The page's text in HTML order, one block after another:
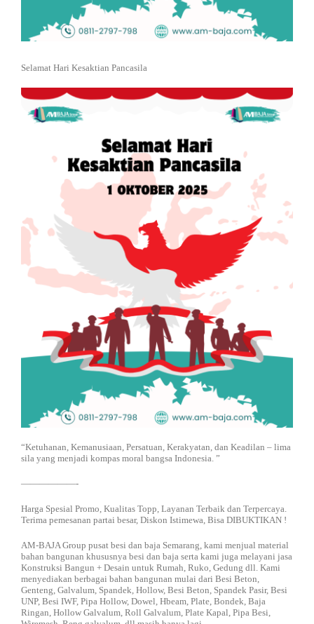
Selamat Hari Kesaktian Pancasila
“Ketuhanan, Kemanusiaan, Persatuan, Kerakyatan, dan Keadilan – lima
sila yang menjadi kompas moral bangsa Indonesia. ”
——————-
Harga Spesial Promo, Kualitas Topp, Layanan Terbaik dan Terpercaya.
Terima pemesanan partai besar, Diskon Istimewa, Bisa DIBUKTIKAN !
AM-BAJA Group pusat besi dan baja Semarang, kami menjual material
bahan bangunan khususnya besi dan baja serta kami juga melayani jasa
Konstruksi Bangun + Desain untuk Rumah, Ruko, Gedung dll. Kami
menyediakan berbagai bahan bangunan mulai dari Besi Beton,
Genteng, Galvalum, Spandek, Hollow, Besi Beton, Spandek Pasir, Besi
UNP, Besi IWF, Pipa Hollow, Dowel, Hbeam, Plate, Bondek, Baja
Ringan, Hollow Galvalum, Roll Galvalum, Plate Kapal, Pipa Besi,